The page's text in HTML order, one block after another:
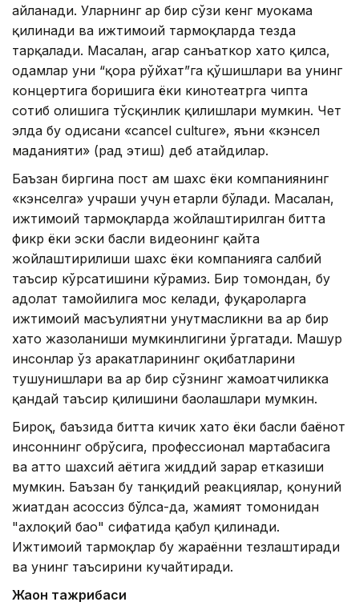
айланади. Уларнинг ҳар бир сўзи кенг муҳокама
қилинади ва ижтимоий тармоқларда тезда
тарқалади. Масалан, агар санъаткор хато қилса,
одамлар уни “қора рўйхат”га қўшишлари ва унинг
концертига боришига ёки кинотеатрга чипта
сотиб олишига тўсқинлик қилишлари мумкин. Чет
элда бу ҳодисани «cancel culture», яъни «кэнсел
маданияти» (рад этиш) деб атайдилар.
Баъзан биргина пост ҳам шахс ёки компаниянинг
«кэнселга» учраши учун етарли бўлади. Масалан,
ижтимоий тармоқларда жойлаштирилган битта
фикр ёки эски баҳсли видеонинг қайта
жойлаштирилиши шахс ёки компанияга салбий
таъсир кўрсатишини кўрамиз. Бир томондан, бу
адолат тамойилига мос келади, фуқароларга
ижтимоий масъулиятни унутмасликни ва ҳар бир
хато жазоланиши мумкинлигини ўргатади. Машҳур
инсонлар ўз ҳаракатларининг оқибатларини
тушунишлари ва ҳар бир сўзнинг жамоатчиликка
қандай таъсир қилишини баҳолашлари мумкин.
Бироқ, баъзида битта кичик хато ёки баҳсли баёнот
инсоннинг обрўсига, профессионал мартабасига
ва ҳатто шахсий ҳаётига жиддий зарар етказиши
мумкин. Баъзан бу танқидий реакциялар, қонуний
жиҳатдан асоссиз бўлса-да, жамият томонидан
"ахлоқий баҳо" сифатида қабул қилинади.
Ижтимоий тармоқлар бу жараённи тезлаштиради
ва унинг таъсирини кучайтиради.
Жаҳон тажрибаси